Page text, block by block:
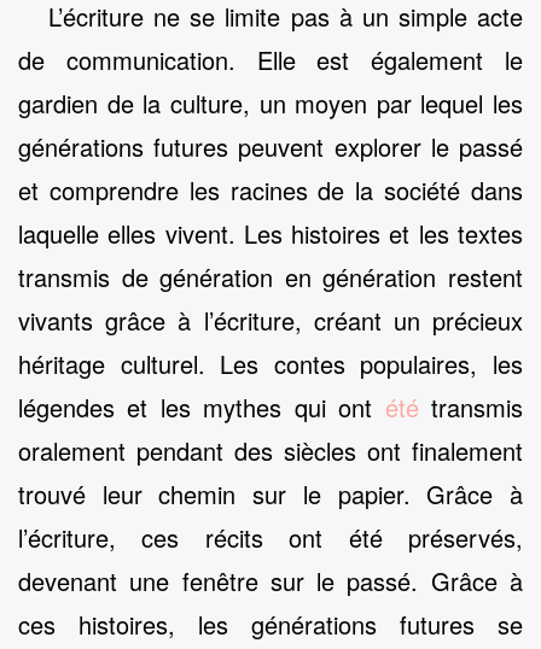
L’écriture ne se limite pas à un simple acte
de communication. Elle est également le
gardien de la culture, un moyen par lequel les
générations futures peuvent explorer le passé
et comprendre les racines de la société dans
laquelle elles vivent. Les histoires et les textes
transmis de génération en génération restent
vivants grâce à l’écriture, créant un précieux
héritage culturel. Les contes populaires, les
légendes et les mythes qui ont été transmis
oralement pendant des siècles ont finalement
trouvé leur chemin sur le papier. Grâce à
l’écriture, ces récits ont été préservés,
devenant une fenêtre sur le passé. Grâce à
ces histoires, les générations futures se